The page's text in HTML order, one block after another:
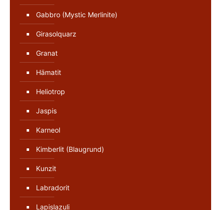
Gabbro (Mystic Merlinite)
Girasolquarz
Granat
Hämatit
Heliotrop
Jaspis
Karneol
Kimberlit (Blaugrund)
Kunzit
Labradorit
Lapislazuli